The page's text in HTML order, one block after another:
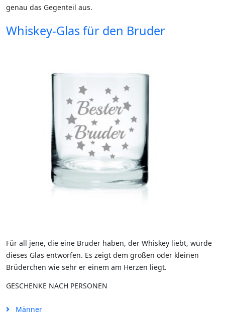
genau das Gegenteil aus.
Whiskey-Glas für den Bruder
Für all jene, die eine Bruder haben, der Whiskey liebt, wurde
dieses Glas entworfen. Es zeigt dem großen oder kleinen
Brüderchen wie sehr er einem am Herzen liegt.
GESCHENKE NACH PERSONEN
Männer